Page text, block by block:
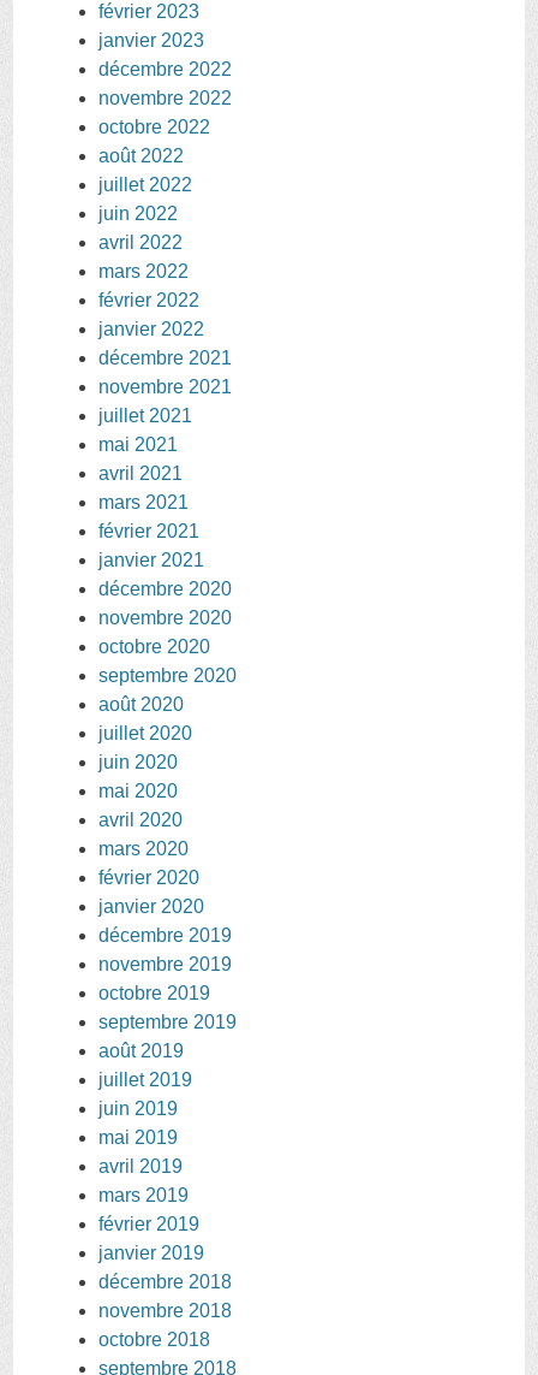
février 2023
janvier 2023
décembre 2022
novembre 2022
octobre 2022
août 2022
juillet 2022
juin 2022
avril 2022
mars 2022
février 2022
janvier 2022
décembre 2021
novembre 2021
juillet 2021
mai 2021
avril 2021
mars 2021
février 2021
janvier 2021
décembre 2020
novembre 2020
octobre 2020
septembre 2020
août 2020
juillet 2020
juin 2020
mai 2020
avril 2020
mars 2020
février 2020
janvier 2020
décembre 2019
novembre 2019
octobre 2019
septembre 2019
août 2019
juillet 2019
juin 2019
mai 2019
avril 2019
mars 2019
février 2019
janvier 2019
décembre 2018
novembre 2018
octobre 2018
septembre 2018